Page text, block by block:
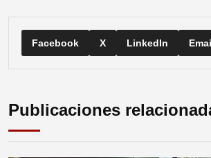
Facebook X LinkedIn
Publicaciones